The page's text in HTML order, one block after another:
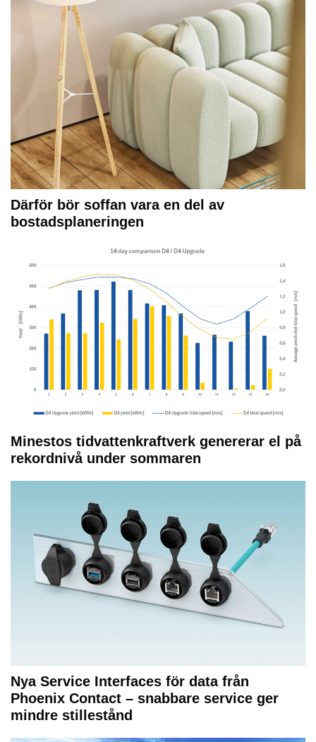
Därför bör soffan vara en del av
bostadsplaneringen
Minestos tidvattenkraftverk genererar el på
rekordnivå under sommaren
Nya Service Interfaces för data från
Phoenix Contact – snabbare service ger
mindre stillestånd